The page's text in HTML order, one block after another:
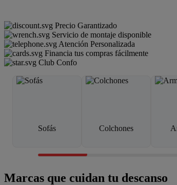
Precio Garantizado
Servicio de montaje disponible
Atención Personalizada
Financia tus compras fácilmente
Club Confo
Sofás Colchones
Marcas que cuidan tu descanso